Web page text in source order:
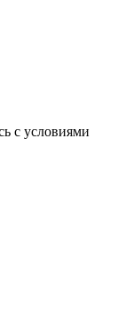
с условиями